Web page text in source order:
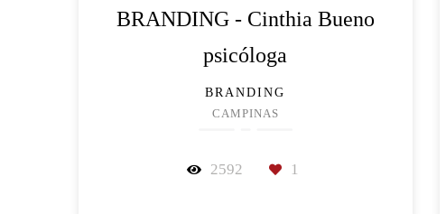
BRANDING - Cinthia Bueno
psicóloga
BRANDING
CAMPINAS
2592 1